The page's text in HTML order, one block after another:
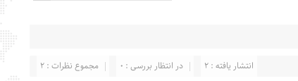
مجموع نظرات : 2 در انتظار بررسی : 0 انتشار یافته : ۲